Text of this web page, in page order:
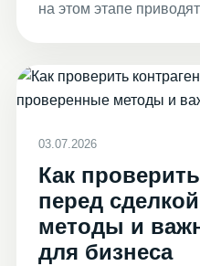
на этом этапе
03.07.2026
Как
перед
методы и
для бизнеса